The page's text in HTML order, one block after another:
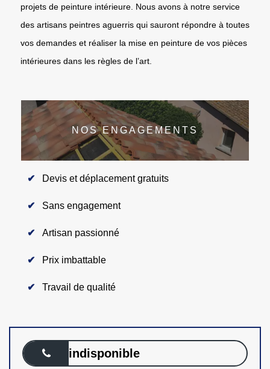
projets de peinture intérieure. Nous avons à notre service
des artisans peintres aguerris qui sauront répondre à toutes
vos demandes et réaliser la mise en peinture de vos pièces
intérieures dans les règles de l’art.
NOS ENGAGEMENTS
Devis et déplacement gratuits
Sans engagement
Artisan passionné
Prix imbattable
Travail de qualité
indisponible